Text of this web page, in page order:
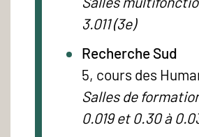
3.011 (3e)
Recherche Sud
5, cours des
Salles de
0.019 et 0.30 à